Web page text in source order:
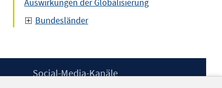
Bundesländer
Social-Media-Kanäle